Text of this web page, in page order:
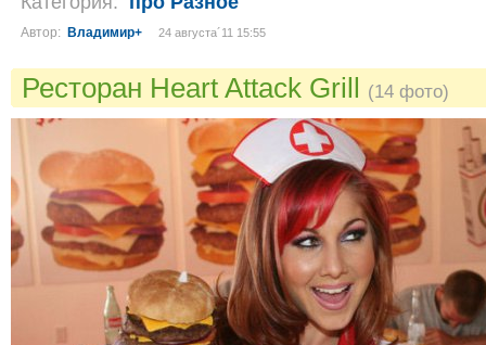
Автор: Владимир+ 24 августа´11 15:55
Ресторан Heart Attack Grill (14 фото)